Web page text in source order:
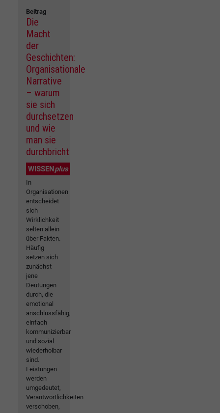
Beitrag
Die
Macht
der
Geschichten:
Organisationale
Narrative
– warum
sie sich
durchsetzen
und wie
man sie
durchbricht
WISSEN plus
In
Organisationen
entscheidet
sich
Wirklichkeit
selten allein
über Fakten.
Häufig
setzen sich
zunächst
jene
Deutungen
durch, die
emotional
anschlussfähig,
einfach
kommunizierbar
und sozial
wiederholbar
sind.
Leistungen
werden
umgedeutet,
Verantwortlichkeiten
verschoben,